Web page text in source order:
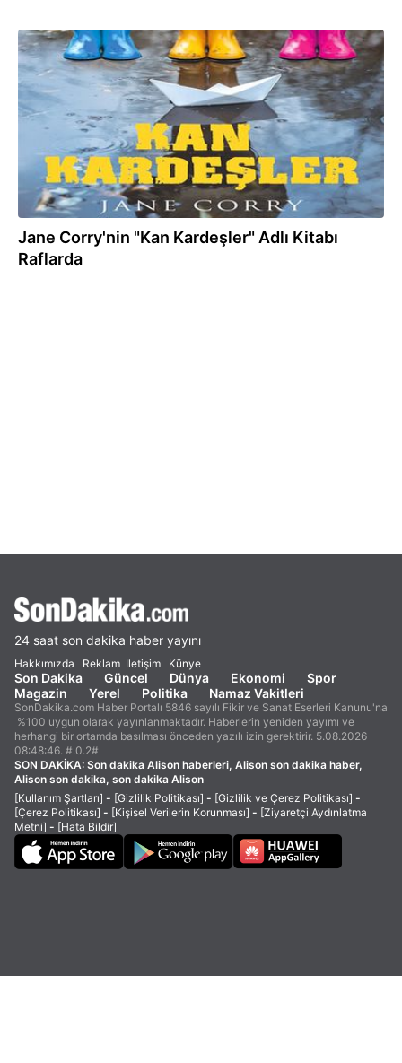
21.05.2019
Jane Corry'nin "Kan Kardeşler" Adlı Kitabı
Raflarda
24 saat son dakika haber yayını
Hakkımızda Reklam İletişim Künye
Son Dakika Güncel Dünya Ekonomi
Spor
Magazin
Yerel Politika Namaz Vakitleri
SonDakika.com Haber Portalı 5846 sayılı Fikir ve Sanat Eserleri Kanunu'na
%100 uygun olarak yayınlanmaktadır. Haberlerin yeniden yayımı ve
herhangi bir ortamda basılması önceden yazılı izin gerektirir. 5.08.2026
08:48:46. #.0.2#
SON DAKİKA: Son dakika Alison haberleri, Alison son dakika haber,
Alison son dakika, son dakika Alison
[Kullanım Şartları] - [Gizlilik Politikası] - [Gizlilik ve Çerez Politikası] -
[Çerez Politikası] - [Kişisel Verilerin Korunması] - [Ziyaretçi Aydınlatma
Metni] - [Hata Bildir]